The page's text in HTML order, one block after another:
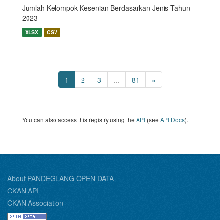
Jumlah Kelompok Kesenian Berdasarkan Jenis Tahun
2023
XLSX CSV
1 2 3 ... 81 »
You can also access this registry using the API (see API Docs).
About PANDEGLANG OPEN DATA
CKAN API
CKAN Association